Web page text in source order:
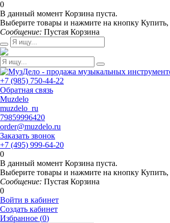
0
В данный момент Корзина пуста.
Выберите товары и нажмите на кнопку Купить,
Сообщение: Пустая Корзина
+7 (985) 750-44-22
Обратная связь
Muzdelo
muzdelo_ru
79859996420
order@muzdelo.ru
Заказать звонок
+7 (495) 999-64-20
0
В данный момент Корзина пуста.
Выберите товары и нажмите на кнопку Купить,
Сообщение: Пустая Корзина
0
Войти в кабинет
Создать кабинет
Избранное (0)